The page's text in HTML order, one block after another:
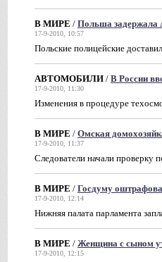
В МИРЕ / Польша задержала
17-9-2010, 10:57
Польские полицейские
АВТОМОБИЛИ / В России
17-9-2010, 11:30
Изменения в процедуре
В МИРЕ / Омская
17-9-2010, 11:37
Следователи начали проверку
В МИРЕ / Госдуму
17-9-2010, 12:14
Нижняя палата парламента
В МИРЕ / Женщина с сыном
17-9-2010, 12:15